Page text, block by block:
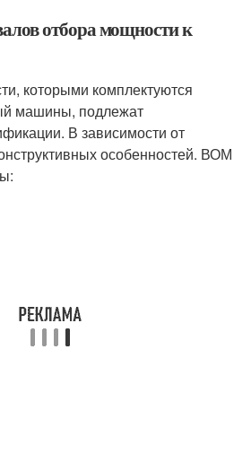
отбора мощности к
которыми комплектуются
машины, подлежат
В зависимости от
особенностей. ВОМ